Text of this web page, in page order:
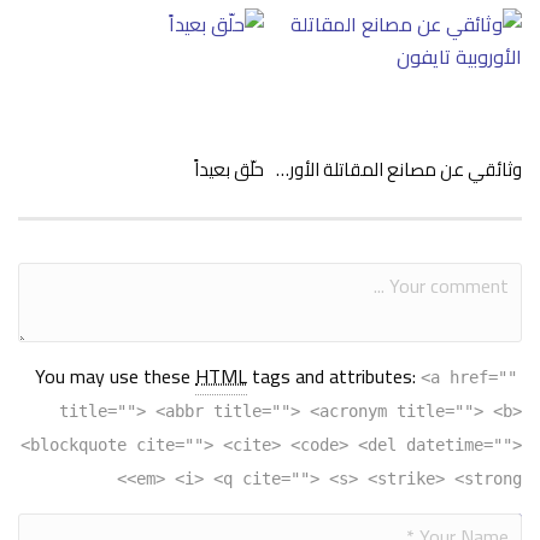
الشركة أكدّت إن المقعد جاهز للاستخدام وأنه مطابق للمواصفات
حلّق بعيداً وثائقي عن مصانع المقاتلة الأوروبية تايفون
You may use theseHTMLtags and attributes: <a href=""
title=""> <abbr title=""> <acronym title=""> <b>
<blockquote cite=""> <cite> <code> <del datetime="">
<em> <i> <q cite=""> <s> <strike> <strong>